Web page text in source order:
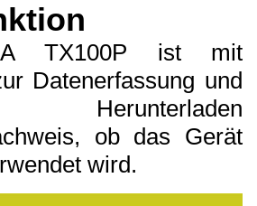
TX100P ist mit
Datenerfassung und
ob das Gerät
wird.